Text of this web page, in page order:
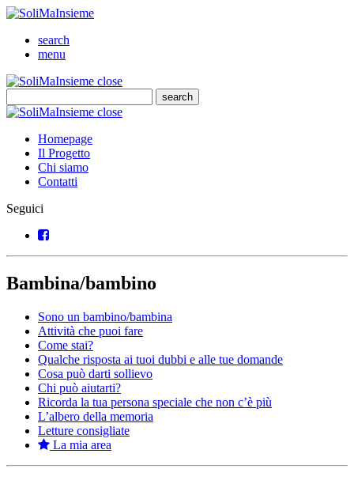
SoliMaInsieme
search
menu
SoliMaInsieme
closeClose
search
Cerca
SoliMaInsieme
closeClose
Homepage
Il Progetto
Chi siamo
Contatti
Seguici
Facebook
Bambina/bambino
Sono un bambino/bambina
Attività che puoi fare
Come stai?
Qualche risposta ai tuoi dubbi e alle tue domande
Cosa può darti sollievo
Chi può aiutarti?
Ricorda la tua persona speciale che non c’è più
L’albero della memoria
Letture consigliate
La mia area